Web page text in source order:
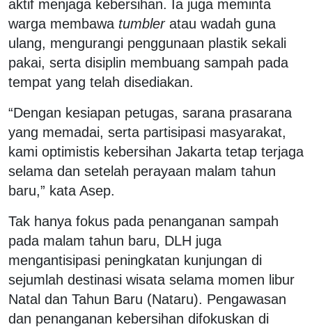
aktif menjaga kebersihan. Ia juga meminta
warga membawa tumbleratau wadah guna
ulang, mengurangi penggunaan plastik sekali
pakai, serta disiplin membuang sampah pada
tempat yang telah disediakan.
“Dengan kesiapan petugas, sarana prasarana
yang memadai, serta partisipasi masyarakat,
kami optimistis kebersihan Jakarta tetap terjaga
selama dan setelah perayaan malam tahun
baru,” kata Asep.
Tak hanya fokus pada penanganan sampah
pada malam tahun baru, DLH juga
mengantisipasi peningkatan kunjungan di
sejumlah destinasi wisata selama momen libur
Natal dan Tahun Baru (Nataru). Pengawasan
dan penanganan kebersihan difokuskan di